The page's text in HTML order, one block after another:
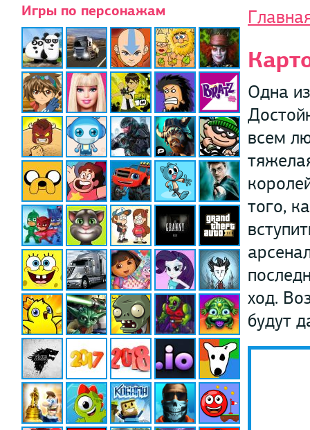
Игры по персонажам
Одна
всем
того,
ход.
будут